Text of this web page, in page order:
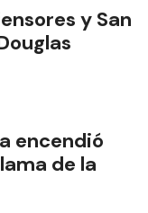
y San
encendió
de la